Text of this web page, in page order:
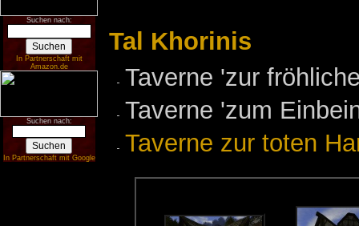
Suchen nach:
In Partnerschaft mit
Amazon.de
Suchen nach:
In Partnerschaft mit Google
Tal Khorinis
Taverne 'zur
Taverne 'zum
Taverne zur toten